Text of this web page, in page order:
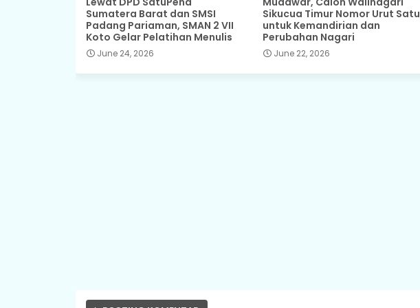
Sumatera Barat dan SMSI
Padang Pariaman, SMAN 2 VII
Koto Gelar Pelatihan Menulis
June 24, 2026
Sikucua Timur Nomor Urut Satu
untuk Kemandirian dan
Perubahan Nagari
June 22, 2026